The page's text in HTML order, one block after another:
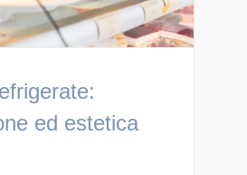
ed estetica